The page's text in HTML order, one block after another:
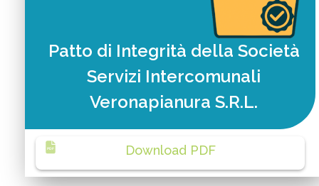
Patto di Integrità della Società
Servizi Intercomunali
Veronapianura S.R.L.
Download PDF